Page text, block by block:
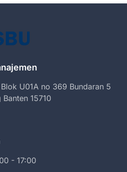
U01A no 369 Bundaran 5
15710
- 17:00